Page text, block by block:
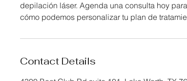
depilación láser. Agenda una consulta hoy
Contact Details